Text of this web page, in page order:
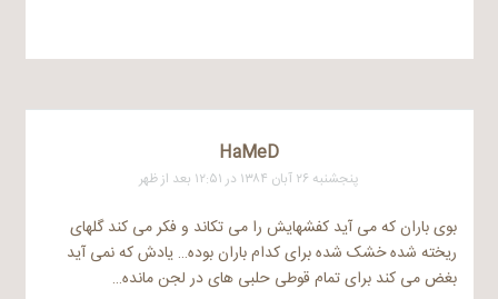
HaMeD
پنجشنبه ۲۶ آبان ۱۳۸۴ در ۱۲:۵۱ بعد از ظهر
بوی باران که می آید کفشهایش را می تکاند و فکر می کند گلهای
ریخته شده خشک شده برای کدام باران بوده… یادش که نمی آید
بغض می کند برای تمام قوطی حلبی های در لجن مانده…